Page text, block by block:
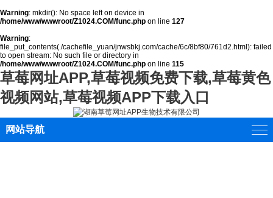
Warning: mkdir(): No space left on device in
/home/www/wwwroot/Z1024.COM/func.php on line 127
Warning:
file_put_contents(./cachefile_yuan/jnwsbkj.com/cache/6c/8bf80/761d2.html): failed
to open stream: No such file or directory in
/home/www/wwwroot/Z1024.COM/func.php on line 115
草莓网址APP,草莓视频免费下载,草莓黄色
视频网站,草莓视频APP下载入口
网站导航